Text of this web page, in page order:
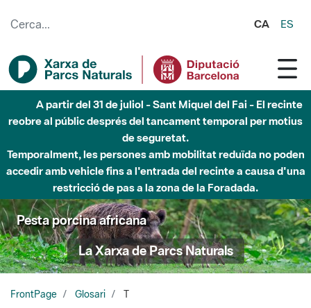
CA ES
A partir del 31 de juliol - Sant Miquel del Fai - El recinte
reobre al públic després del tancament temporal per motius
de seguretat.
Temporalment, les persones amb mobilitat reduïda no poden
accedir amb vehicle fins a l'entrada del recinte a causa d'una
restricció de pas a la zona de la Foradada.
Pesta porcina africana
La Xarxa de Parcs Naturals
FrontPage Glosari T